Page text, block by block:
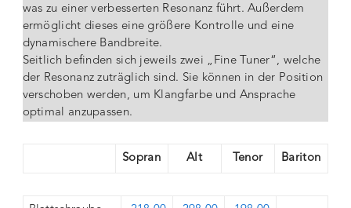
was zu einer verbesserten Resonanz führt. Außerdem
ermöglicht dieses eine größere Kontrolle und eine
dynamischere Bandbreite.
Seitlich befinden sich jeweils zwei „Fine Tuner“, welche
der Resonanz zuträglich sind. Sie können in der Position
verschoben werden, um Klangfarbe und Ansprache
optimal anzupassen.
Sopran Alt Tenor Bariton